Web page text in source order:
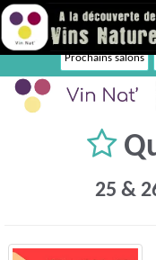
Prochains salons
25 &